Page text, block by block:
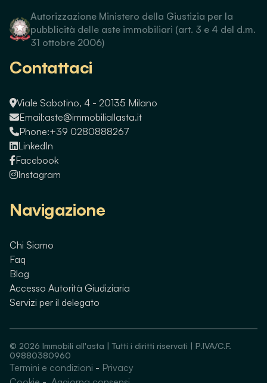
Guarda immobili simili
Autorizzazione Ministero della Giustizia per la
pubblicità delle aste immobiliari (art. 3 e 4 del d.m.
31 ottobre 2006)
Contattaci
Viale Sabotino, 4 - 20135 Milano
Email:aste@immobiliallasta.it
Phone:+39 0280888267
LinkedIn
Facebook
Instagram
Navigazione
Chi Siamo
Faq
Blog
Accesso Autorità Giudiziaria
Servizi per il delegato
© 2026 Immobili all'asta | Tutti i diritti riservati | P.IVA/C.F.
09880380960
Termini e condizioni - Privacy